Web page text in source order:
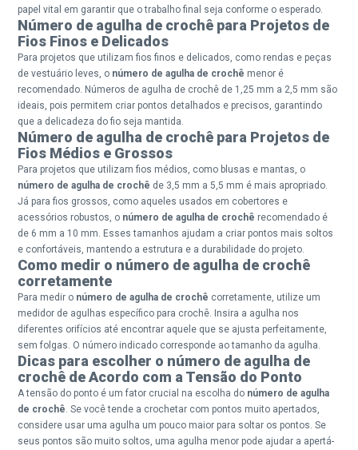
papel vital em garantir que o trabalho final seja conforme o esperado.
Número de agulha de crochê para Projetos de
Fios Finos e Delicados
Para projetos que utilizam fios finos e delicados, como rendas e peças
de vestuário leves, o número de agulha de crochê menor é
recomendado. Números de agulha de crochê de 1,25 mm a 2,5 mm são
ideais, pois permitem criar pontos detalhados e precisos, garantindo
que a delicadeza do fio seja mantida.
Número de agulha de crochê para Projetos de
Fios Médios e Grossos
Para projetos que utilizam fios médios, como blusas e mantas, o
número de agulha de crochê de 3,5 mm a 5,5 mm é mais apropriado.
Já para fios grossos, como aqueles usados em cobertores e
acessórios robustos, o número de agulha de crochê recomendado é
de 6 mm a 10 mm. Esses tamanhos ajudam a criar pontos mais soltos
e confortáveis, mantendo a estrutura e a durabilidade do projeto.
Como medir o número de agulha de crochê
corretamente
Para medir o número de agulha de crochê corretamente, utilize um
medidor de agulhas específico para crochê. Insira a agulha nos
diferentes orifícios até encontrar aquele que se ajusta perfeitamente,
sem folgas. O número indicado corresponde ao tamanho da agulha.
Dicas para escolher o número de agulha de
crochê de Acordo com a Tensão do Ponto
A tensão do ponto é um fator crucial na escolha do número de agulha
de crochê . Se você tende a crochetar com pontos muito apertados,
considere usar uma agulha um pouco maior para soltar os pontos. Se
seus pontos são muito soltos, uma agulha menor pode ajudar a apertá-